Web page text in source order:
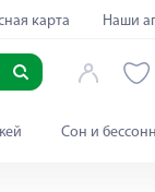
карта Наши
Сон и